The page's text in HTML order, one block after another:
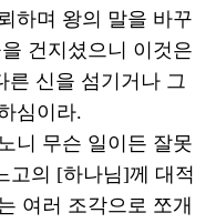
하며 왕의 말을 바꾸
건지셨으니 이것은
른 신을 섬기거나 그
심이라.
니 무슨 일이든 잘못
고의 [하나님]께 대적
여러 조각으로 쪼개